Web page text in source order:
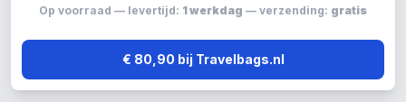
Op voorraad — levertijd: 1 werkdag — verzending: gratis
€ 80,90 bij Travelbags.nl